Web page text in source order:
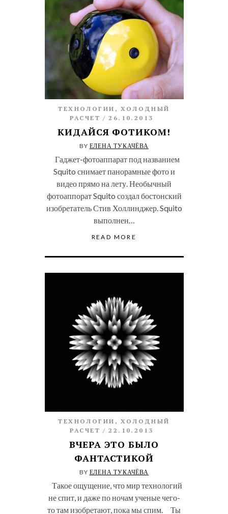
ТЕХНОЛОГИИ ,ХОЛОДНЫЙ
РАСЧЕТ
26.10.2013
КИДАЙСЯ ФОТИКОМ!
BY ЕЛЕНА ТУКАЧЁВА
Гаджет-фотоаппарат под названием
Squito снимает панорамные фото и
видео прямо на лету. Необычный
фотоаппорат Squito создал бостонский
изобретатель Стив Холлинджер. Squito
выполнен…
READ MORE
ТЕХНОЛОГИИ ,ХОЛОДНЫЙ
РАСЧЕТ
22.10.2013
ВЧЕРА ЭТО БЫЛО
ФАНТАСТИКОЙ
BY ЕЛЕНА ТУКАЧЁВА
Такое ощущение, что мир технологий
не спит, и даже по ночам ученые чего-
то там изобретают, пока мы спим. Ты